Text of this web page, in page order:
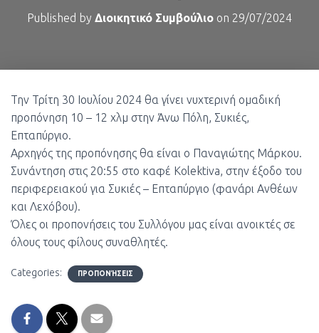
Published by Διοικητικό Συμβούλιο on 29/07/2024
Την Τρίτη 30 Ιουλίου 2024 θα γίνει νυχτερινή ομαδική
προπόνηση 10 – 12 χλμ στην Άνω Πόλη, Συκιές,
Επταπύργιο.
Αρχηγός της προπόνησης θα είναι ο Παναγιώτης Μάρκου.
Συνάντηση στις 20:55 στο καφέ Kolektiva, στην έξοδο του
περιφερειακού για Συκιές – Επταπύργιο (φανάρι Ανθέων
και Λεχόβου).
Όλες οι προπονήσεις του Συλλόγου μας είναι ανοικτές σε
όλους τους φίλους συναθλητές.
Categories: ΠΡΟΠΟΝΉΣΕΙΣ